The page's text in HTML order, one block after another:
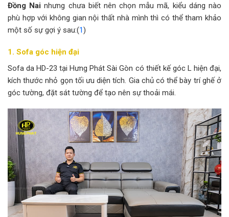
Đồng Nai nhưng chưa biết nên chọn mẫu mã, kiểu dáng nào
phù hợp với không gian nội thất nhà mình thì có thể tham khảo
một số sự gợi ý sau:(1)
1. Sofa góc hiện đại
Sofa da HD-23 tại Hưng Phát Sài Gòn có thiết kế góc L hiện đại,
kích thước nhỏ gọn tối ưu diện tích. Gia chủ có thể bày trí ghế ở
góc tường, đặt sát tường để tạo nên sự thoải mái.